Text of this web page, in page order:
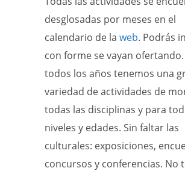
desglosadas por meses en el
calendario de la web. Podrás
con forme se vayan
todos los años tenemos una
variedad de actividades de
todas las disciplinas y para
niveles y edades. Sin faltar las
culturales: exposiciones,
concursos y conferencias. No